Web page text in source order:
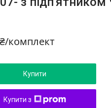
комплект
Купити
Купити з